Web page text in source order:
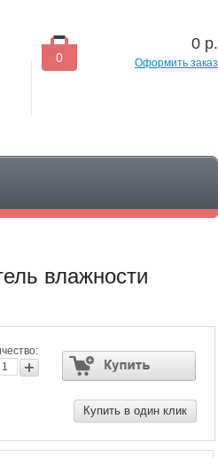
0
0 р.
Оформить заказ
влажности
Купить в один клик